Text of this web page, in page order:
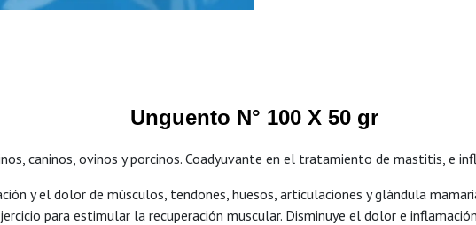
Unguento N° 100 X 50 gr
caninos, ovinos y porcinos. Coadyuvante en el tratamiento de mastitis, e
y el dolor de músculos, tendones, huesos, articulaciones y glándula
para estimular la recuperación muscular. Disminuye el dolor e